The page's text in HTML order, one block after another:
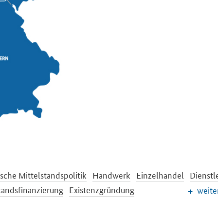
Mittelstandspolitik Handwerk Einzelhandel
Existenzgründung